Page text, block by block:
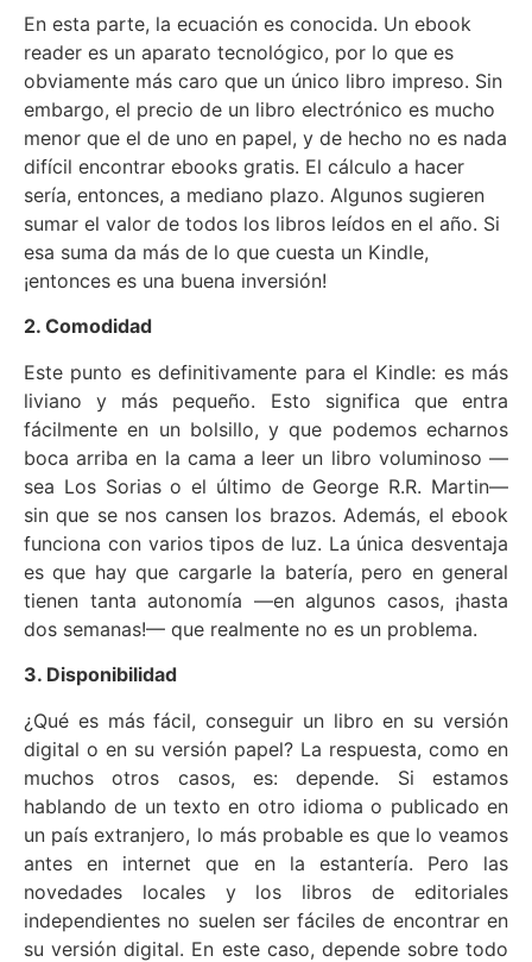
En esta parte, la ecuación es conocida. Un ebook
reader es un aparato tecnológico, por lo que es
obviamente más caro que un único libro impreso. Sin
embargo, el precio de un libro electrónico es mucho
menor que el de uno en papel, y de hecho no es nada
difícil encontrar ebooks gratis. El cálculo a hacer
sería, entonces, a mediano plazo. Algunos sugieren
sumar el valor de todos los libros leídos en el año. Si
esa suma da más de lo que cuesta un Kindle,
¡entonces es una buena inversión!
2. Comodidad
Este punto es definitivamente para el Kindle: es más
liviano y más pequeño. Esto significa que entra
fácilmente en un bolsillo, y que podemos echarnos
boca arriba en la cama a leer un libro voluminoso —
sea Los Sorias o el último de George R.R. Martin—
sin que se nos cansen los brazos. Además, el ebook
funciona con varios tipos de luz. La única desventaja
es que hay que cargarle la batería, pero en general
tienen tanta autonomía —en algunos casos, ¡hasta
dos semanas!— que realmente no es un problema.
3. Disponibilidad
¿Qué es más fácil, conseguir un libro en su versión
digital o en su versión papel? La respuesta, como en
muchos otros casos, es: depende. Si estamos
hablando de un texto en otro idioma o publicado en
un país extranjero, lo más probable es que lo veamos
antes en internet que en la estantería. Pero las
novedades locales y los libros de editoriales
independientes no suelen ser fáciles de encontrar en
su versión digital. En este caso, depende sobre todo